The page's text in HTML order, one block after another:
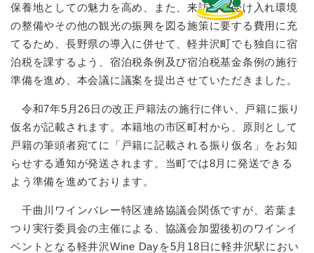
保養地としての魅力を高め、また、来訪者の受け入れ環境
の整備やその他の観光の振興を図る施策に要する費用に充
てるため、長野県の導入に併せて、軽井沢町でも独自に宿
泊税を課するよう、宿泊税条例及び宿泊税基金条例の施行
準備を進め、本会議に議案を提出させていただきました。
令和7年5月26日の改正戸籍法の施行に伴い、戸籍に振り
仮名が記載されます。本籍地の市区町村から、原則として
戸籍の筆頭者宛てに「戸籍に記載される振り仮名」をお知
らせする通知が発送されます。当町では8月に発送できる
よう準備を進めております。
千曲川ワインバレー特区連絡協議会関係ですが、若葉ま
つり実行委員会の主催による、協議会加盟後初のワインイ
ベントとなる軽井沢Wine Dayを5月18日に軽井沢駅におい